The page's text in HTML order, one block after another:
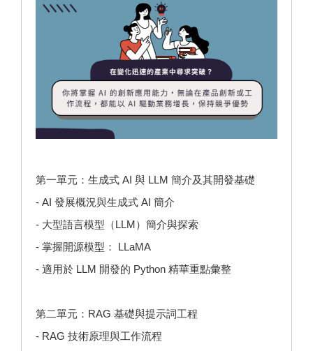
第一單元：生成式 AI 與 LLM 簡介及其開發基礎
- AI 發展概況與生成式 AI 簡介
- 大型語言模型（LLM）簡介與探索
- 掌握開源模型： LLaMA
- 適用於 LLM 開發的 Python 精華重點彙整
第二單元：RAG 基礎與提示詞工程
- RAG 技術原理與工作流程